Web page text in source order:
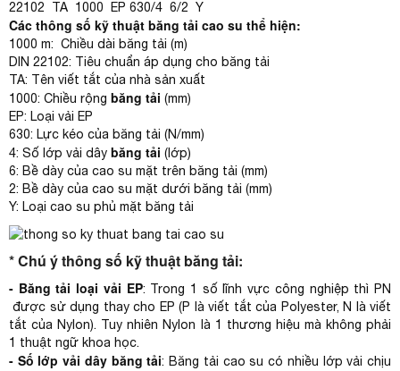
22102 TA 1000 EP 630/4 6/2 Y
Các thông số kỹ thuật băng tải cao su thể hiện:
1000 m: Chiều dài băng tải (m)
DIN 22102: Tiêu chuẩn áp dụng cho băng tải
TA: Tên viết tắt của nhà sản xuất
1000: Chiều rộng băng tải (mm)
EP: Loại vải EP
630: Lực kéo của băng tải (N/mm)
4: Số lớp vải dây băng tải (lớp)
6: Bề dày của cao su mặt trên băng tải (mm)
2: Bề dày của cao su mặt dưới băng tải (mm)
Y: Loại cao su phủ mặt băng tải
* Chú ý thông số kỹ thuật băng tải:
- Băng tải loại vải EP: Trong 1 số lĩnh vực công nghiệp thì PN
được sử dụng thay cho EP (P là viết tắt của Polyester, N là viết
tắt của Nylon). Tuy nhiên Nylon là 1 thương hiệu mà không phải
1 thuật ngữ khoa học.
- Số lớp vải dây băng tải: Băng tải cao su có nhiều lớp vải chịu